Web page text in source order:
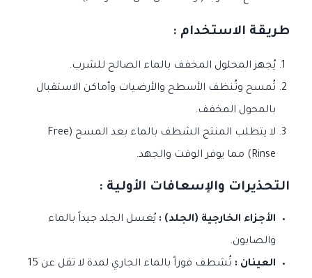
طريقة الاستخدام :
يُجهز المحلول المخفف بالماء الصالح للشرب.
تُمسح وتُنظف الأسطح والأرضيات وأماكن الاستقبال
بالمحول المخفف.
لا يتطلب المنتج الشطف بالماء بعد المسح (Free
Rinse) مما يوفر الوقت والجهد.
التحذيرات والإسعافات الأولية :
الأجزاء الخارجية (الجلد) : يُغسل الجلد جيداً بالماء
والصابون.
العينان :
تُشطف فوراً بالماء الجاري لمدة لا تقل عن 15